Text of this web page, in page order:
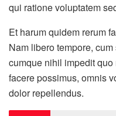
qui ratione voluptatem
Et harum quidem rerum
Nam libero tempore,
cumque nihil impedit
facere possimus, omnis
dolor repellendus.